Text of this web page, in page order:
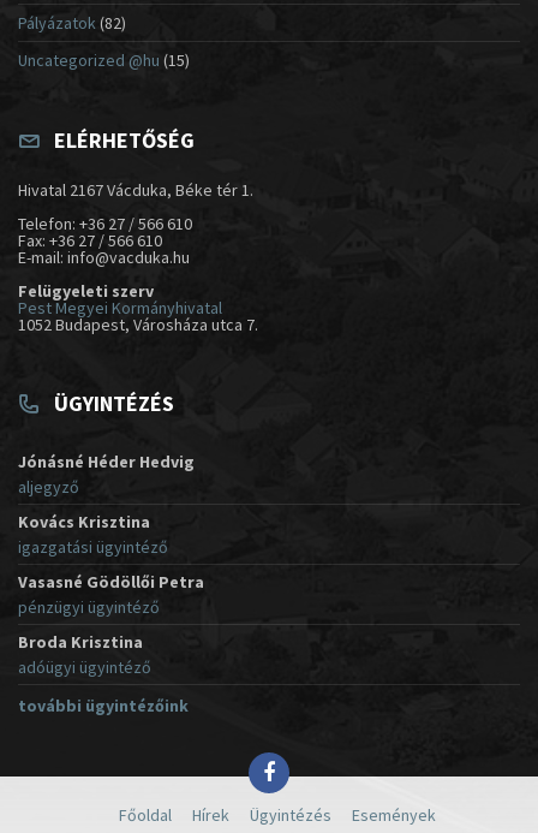
Pályázatok (82)
Uncategorized @hu (15)
ELÉRHETŐSÉG
Hivatal 2167 Vácduka, Béke tér 1.
Telefon: +36 27 / 566 610
Fax: +36 27 / 566 610
E-mail: info@vacduka.hu
Felügyeleti szerv
Pest Megyei Kormányhivatal
1052 Budapest, Városháza utca 7.
ÜGYINTÉZÉS
Jónásné Héder Hedvig
aljegyző
Kovács Krisztina
igazgatási ügyintéző
Vasasné Gödöllői Petra
pénzügyi ügyintéző
Broda Krisztina
adóügyi ügyintéző
további ügyintézőink
Főoldal Hírek Ügyintézés Események